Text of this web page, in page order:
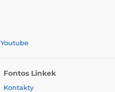
Youtube
Fontos Linkek
Kontakty